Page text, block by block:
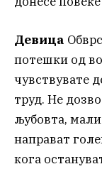
Девица
потешки од
чувствувате
труд. Не
љубовта,
направат
кога